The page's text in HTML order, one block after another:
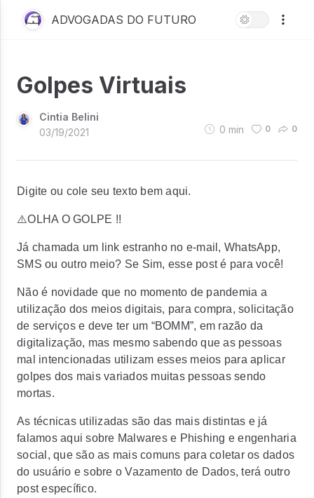
ADVOGADAS DO FUTURO
Golpes Virtuais
Cintia Belini
03/19/2021
0 min 0 0
Digite ou cole seu texto bem aqui.
⚠️OLHA O GOLPE !!
Já chamada um link estranho no e-mail, WhatsApp,
SMS ou outro meio? Se Sim, esse post é para você!
Não é novidade que no momento de pandemia a
utilização dos meios digitais, para compra, solicitação
de serviços e deve ter um “BOMM”, em razão da
digitalização, mas mesmo sabendo que as pessoas
mal intencionadas utilizam esses meios para aplicar
golpes dos mais variados muitas pessoas sendo
mortas.
As técnicas utilizadas são das mais distintas e já
falamos aqui sobre Malwares e Phishing e engenharia
social, que são as mais comuns para coletar os dados
do usuário e sobre o Vazamento de Dados, terá outro
post específico.